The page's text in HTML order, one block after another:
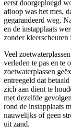
eerst doorgeploegd
afloop was het mes,
gegarandeerd weg.
en de instapplaats
zonder kleerscheuren
Veel
verleden te pas en te
zoetwaterplassen
entreegeld dat
zich aan dient te
met dezelfde
rond de instapplaats
nauwelijks of geen
uit zand.